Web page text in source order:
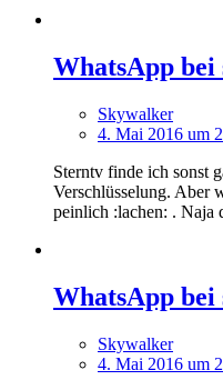
WhatsApp
Skywalker
4. Mai 2016 um
Sterntv finde ich sonst
Verschlüsselung. Aber
peinlich :lachen: . Naja
WhatsApp
Skywalker
4. Mai 2016 um